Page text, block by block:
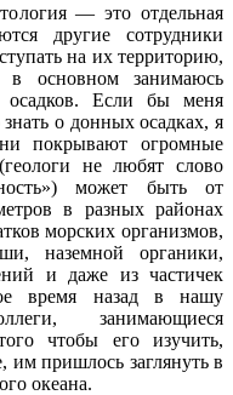
— это отдельная
другие сотрудники
на их территорию,
основном занимаюсь
осадков. Если бы меня
о донных осадках, я
покрывают огромные
не любят слово
может быть от
в разных районах
морских организмов,
наземной органики,
и даже из частичек
время назад в нашу
занимающиеся
чтобы его изучить,
им пришлось заглянуть в
океана.